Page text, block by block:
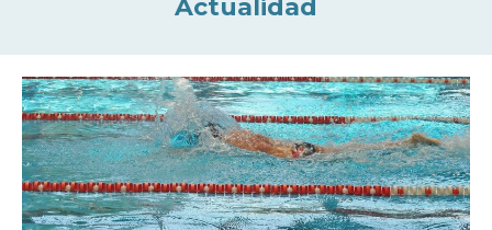
Actualidad